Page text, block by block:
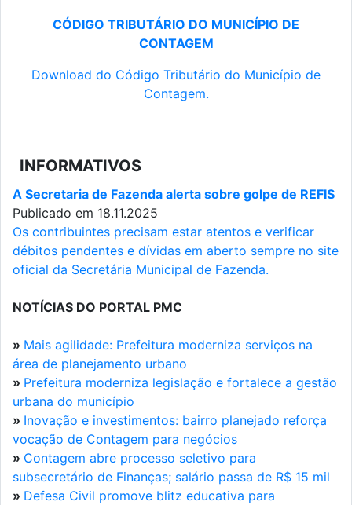
CÓDIGO TRIBUTÁRIO DO MUNICÍPIO DE
CONTAGEM
Download do Código Tributário do Município de
Contagem.
INFORMATIVOS
A Secretaria de Fazenda alerta sobre golpe de REFIS
Publicado em 18.11.2025
Os contribuintes precisam estar atentos e verificar
débitos pendentes e dívidas em aberto sempre no site
oficial da Secretária Municipal de Fazenda.
NOTÍCIAS DO PORTAL PMC
» Mais agilidade: Prefeitura moderniza serviços na
área de planejamento urbano
» Prefeitura moderniza legislação e fortalece a gestão
urbana do município
» Inovação e investimentos: bairro planejado reforça
vocação de Contagem para negócios
» Contagem abre processo seletivo para
subsecretário de Finanças; salário passa de R$ 15 mil
» Defesa Civil promove blitz educativa para